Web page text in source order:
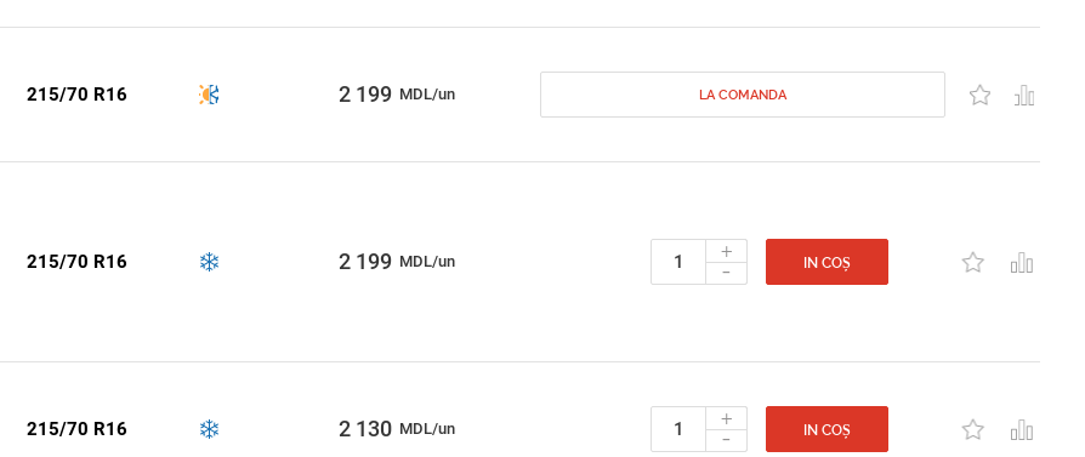
215/70 R16 2 199 MDL/un LA COMANDA
215/70 R16 2 199 MDL/un +
- IN COȘ
215/70 R16 2 130 MDL/un +
- IN COȘ